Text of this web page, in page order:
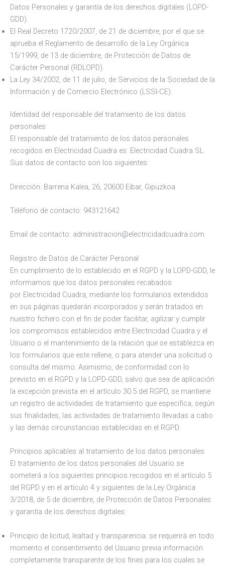
Datos Personales y garantía de los derechos digitales (LOPD-
GDD).
El Real Decreto 1720/2007, de 21 de diciembre, por el que se
aprueba el Reglamento de desarrollo de la Ley Orgánica
15/1999, de 13 de diciembre, de Protección de Datos de
Carácter Personal (RDLOPD).
La Ley 34/2002, de 11 de julio, de Servicios de la Sociedad de la
Información y de Comercio Electrónico (LSSI-CE).
Identidad del responsable del tratamiento de los datos
personales
El responsable del tratamiento de los datos personales
recogidos en Electricidad Cuadra es: Electricidad Cuadra SL.
Sus datos de contacto son los siguientes:
Dirección: Barrena Kalea, 26, 20600 Eibar, Gipuzkoa
Teléfono de contacto: 943121642
Email de contacto: administracion@electricidadcuadra.com
Registro de Datos de Carácter Personal
En cumplimiento de lo establecido en el RGPD y la LOPD-GDD, le
informamos que los datos personales recabados
por Electricidad Cuadra, mediante los formularios extendidos
en sus páginas quedarán incorporados y serán tratados en
nuestro fichero con el fin de poder facilitar, agilizar y cumplir
los compromisos establecidos entre Electricidad Cuadra y el
Usuario o el mantenimiento de la relación que se establezca en
los formularios que este rellene, o para atender una solicitud o
consulta del mismo. Asimismo, de conformidad con lo
previsto en el RGPD y la LOPD-GDD, salvo que sea de aplicación
la excepción prevista en el artículo 30.5 del RGPD, se mantiene
un registro de actividades de tratamiento que especifica, según
sus finalidades, las actividades de tratamiento llevadas a cabo
y las demás circunstancias establecidas en el RGPD.
Principios aplicables al tratamiento de los datos personales
El tratamiento de los datos personales del Usuario se
someterá a los siguientes principios recogidos en el artículo 5
del RGPD y en el artículo 4 y siguientes de la Ley Orgánica
3/2018, de 5 de diciembre, de Protección de Datos Personales
y garantía de los derechos digitales:
Principio de licitud, lealtad y transparencia: se requerirá en todo
momento el consentimiento del Usuario previa información
completamente transparente de los fines para los cuales se